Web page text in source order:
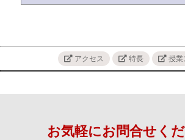
アクセス 特長 授業
お気軽にお問合せくだ